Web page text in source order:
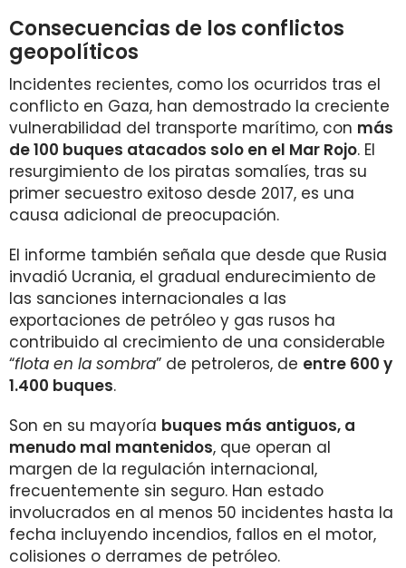
Consecuencias de los conflictos
geopolíticos
Incidentes recientes, como los ocurridos tras el
conflicto en Gaza, han demostrado la creciente
vulnerabilidad del transporte marítimo, con más
de 100 buques atacados solo en el Mar Rojo. El
resurgimiento de los piratas somalíes, tras su
primer secuestro exitoso desde 2017, es una
causa adicional de preocupación.
El informe también señala que desde que Rusia
invadió Ucrania, el gradual endurecimiento de
las sanciones internacionales a las
exportaciones de petróleo y gas rusos ha
contribuido al crecimiento de una considerable
“flota en la sombra” de petroleros, de entre 600 y
1.400 buques.
Son en su mayoría buques más antiguos, a
menudo mal mantenidos, que operan al
margen de la regulación internacional,
frecuentemente sin seguro. Han estado
involucrados en al menos 50 incidentes hasta la
fecha incluyendo incendios, fallos en el motor,
colisiones o derrames de petróleo.